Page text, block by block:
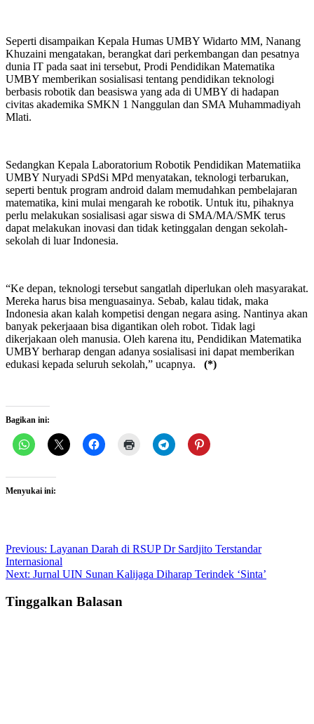
Seperti disampaikan Kepala Humas UMBY Widarto MM, Nanang
Khuzaini mengatakan, berangkat dari perkembangan dan pesatnya
dunia IT pada saat ini tersebut, Prodi Pendidikan Matematika
UMBY memberikan sosialisasi tentang pendidikan teknologi
berbasis robotik dan beasiswa yang ada di UMBY di hadapan
civitas akademika SMKN 1 Nanggulan dan SMA Muhammadiyah
Mlati.
Sedangkan Kepala Laboratorium Robotik Pendidikan Matematiika
UMBY Nuryadi SPdSi MPd menyatakan, teknologi terbarukan,
seperti bentuk program android dalam memudahkan pembelajaran
matematika, kini mulai mengarah ke robotik. Untuk itu, pihaknya
perlu melakukan sosialisasi agar siswa di SMA/MA/SMK terus
dapat melakukan inovasi dan tidak ketinggalan dengan sekolah-
sekolah di luar Indonesia.
“Ke depan, teknologi tersebut sangatlah diperlukan oleh masyarakat.
Mereka harus bisa menguasainya. Sebab, kalau tidak, maka
Indonesia akan kalah kompetisi dengan negara asing. Nantinya akan
banyak pekerjaaan bisa digantikan oleh robot. Tidak lagi
dikerjakaan oleh manusia. Oleh karena itu, Pendidikan Matematika
UMBY berharap dengan adanya sosialisasi ini dapat memberikan
edukasi kepada seluruh sekolah,” ucapnya. (*)
Bagikan ini:
Menyukai ini:
Post
navigation
Previous: Layanan Darah di RSUP Dr Sardjito Terstandar
Internasional
Next: Jurnal UIN Sunan Kalijaga Diharap Terindek ‘Sinta’
Tinggalkan Balasan